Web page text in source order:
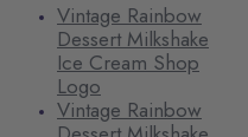
Vintage Rainbow
Dessert Milkshake
Ice Cream Shop
Logo
Vintage Rainbow